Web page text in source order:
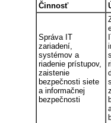
Činnosť
Správa IT
zariadení,
systémov a
riadenie prístupov,
zaistenie
bezpečnosti siete
a informačnej
bezpečnosti